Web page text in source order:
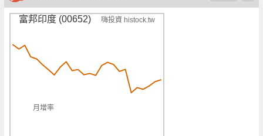
月增率
富邦印度 (00652) 嗨投資 histock.tw